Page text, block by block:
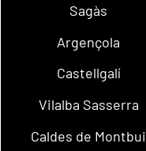
Sagàs
Argençola
Castellgalí
Vilalba Sasserra
Caldes de Montbui